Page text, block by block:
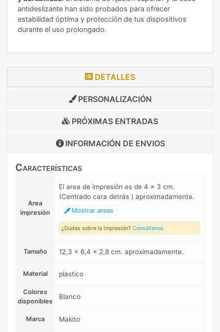
antideslizante han sido probados para ofrecer
estabilidad óptima y protección de tus dispositivos
durante el uso prolongado.
DETALLES
PERSONALIZACIÓN
PRÓXIMAS ENTRADAS
INFORMACIÓN DE ENVIOS
Características
Area
impresión
El area de impresión es de 4 x 3 cm.
(Centrado cara detrás ) aproximadamente.
Mostrar areas
¿Dudas sobre la impresión? Consúltenos
Tamaño 12,3 x 6,4 x 2,8 cm. aproximadamente.
Material plastico
Colores
disponibles
Blanco
Marca Makito